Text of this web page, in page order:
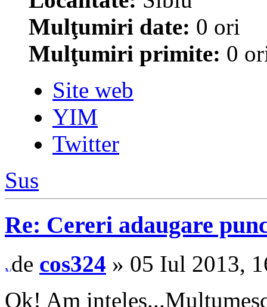
Mulţumiri date: 0 ori
Mulţumiri primite: 0
Site web
YIM
Twitter
Sus
Re: Cereri adaugare
de cos324 » 05 Iul 2013,
Ok! Am